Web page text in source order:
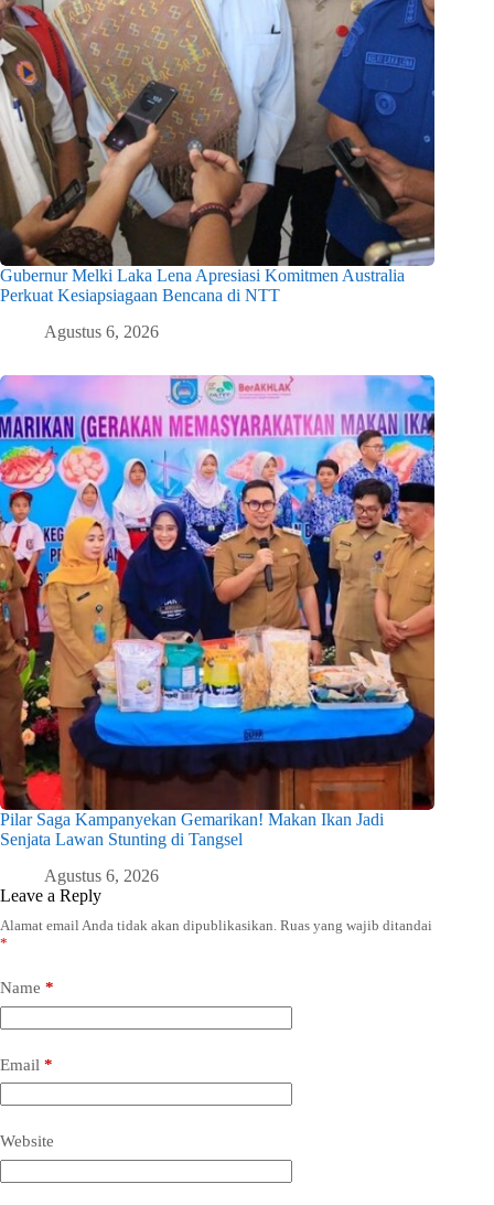
Gubernur Melki Laka Lena Apresiasi Komitmen Australia
Perkuat Kesiapsiagaan Bencana di NTT
Agustus 6, 2026
Pilar Saga Kampanyekan Gemarikan! Makan Ikan Jadi
Senjata Lawan Stunting di Tangsel
Agustus 6, 2026
Leave a Reply
Alamat email Anda tidak akan dipublikasikan. Ruas yang wajib ditandai
*
Name *
Email *
Website